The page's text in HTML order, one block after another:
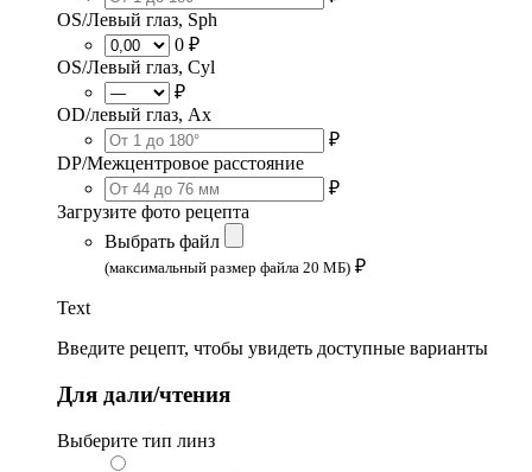
OS/Левый глаз, Sph
0 ₽
OS/Левый глаз, Cyl
₽
OD/левый глаз, Ax
₽
DP/Межцентровое расстояние
₽
Загрузите фото рецепта
Выбрать файл
(максимальный размер файла 20 МБ) ₽
Text
Введите рецепт, чтобы увидеть доступные варианты
Для дали/чтения
Выберите тип линз